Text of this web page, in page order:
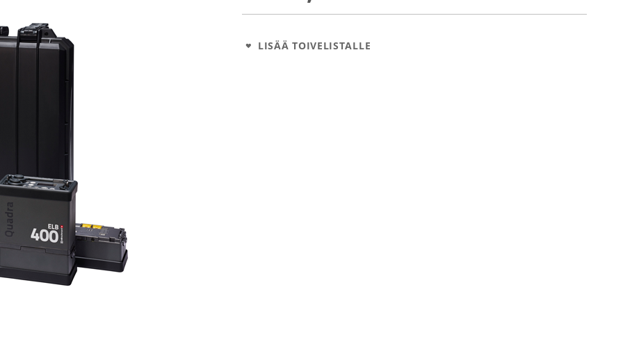
LISÄÄ TOIVELISTALLE